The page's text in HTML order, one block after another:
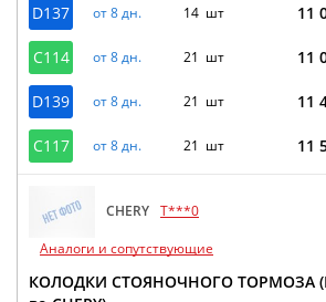
D137 от 8 дн. 14 шт 11
C114 от 8 дн. 21 шт 11
D139 от 8 дн. 21 шт 11
C117 от 8 дн. 21 шт 11
CHERY T***0
Аналоги и сопутствующие
КОЛОДКИ СТОЯНОЧНОГО ТОРМОЗА